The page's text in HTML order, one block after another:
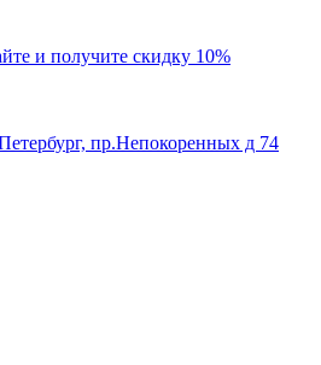
и получите скидку 10%
пр.Непокоренных д 74